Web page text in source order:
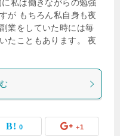
私は働きながらの勉強
が もちろん私自身も夜
業をしていた時には毎
たこともあります。 夜
0 +1